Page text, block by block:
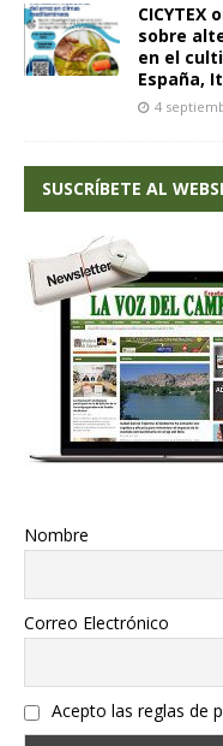
sobre
en el
España,
4
SUSCRÍBETE AL
Nombre
Correo Electrónico
Acepto las reglas de